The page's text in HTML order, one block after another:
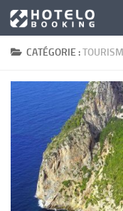
Skip to content
CATÉGORIE :TOURISM